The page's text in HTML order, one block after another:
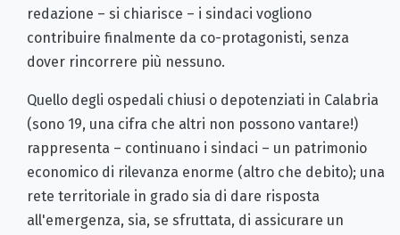
redazione – si chiarisce – i sindaci vogliono
contribuire finalmente da co-protagonisti, senza
dover rincorrere più nessuno.
Quello degli ospedali chiusi o depotenziati in Calabria
(sono 19, una cifra che altri non possono vantare!)
rappresenta – continuano i sindaci – un patrimonio
economico di rilevanza enorme (altro che debito); una
rete territoriale in grado sia di dare risposta
all'emergenza, sia, se sfruttata, di assicurare un